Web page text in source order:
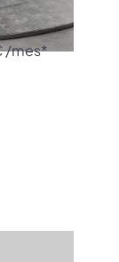
/mes*